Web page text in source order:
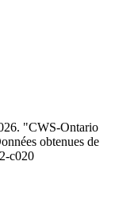
"CWS-Ontario
obtenues de
c020